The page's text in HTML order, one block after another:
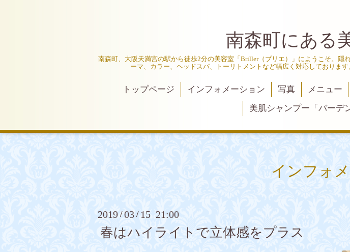
南森町にあ
南森町、大阪天満宮の駅から徒歩2分の美容室「Briller（ブリエ）」にようこそ。
ーマ、カラー、ヘッドスパ、トーリトメントなど幅広く対応しておりま
トップページ インフォメーション 写真 メニュー
美肌シャンプー「バーデ
インフォ
2019 /03 / 15 21:00
春はハイライトで立体感をプラス